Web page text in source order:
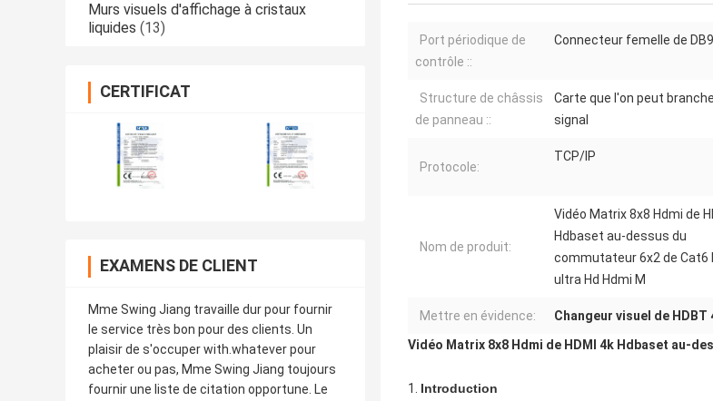
Murs visuels d'affichage à cristaux
liquides (13)
CERTIFICAT
EXAMENS DE CLIENT
Mme Swing Jiang travaille dur pour fournir
le service très bon pour des clients. Un
plaisir de s'occuper with.whatever pour
acheter ou pas, Mme Swing Jiang toujours
fournir une liste de citation opportune. Le
Port périodique de
contrôle ::
Connecteur femelle de
Structure de châssis
de panneau ::
Carte que l'on peut
signal
Protocole:
TCP/IP
Nom de produit:
Vidéo Matrix 8x8 Hdmi de
Hdbaset au-dessus du
commutateur 6x2 de Cat6
ultra Hd Hdmi M
Mettre en évidence: Changeur visuel de HDBT
Vidéo Matrix 8x8 Hdmi de HDMI 4k Hdbaset au-
1. Introduction